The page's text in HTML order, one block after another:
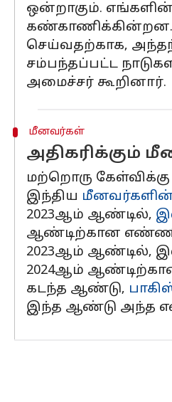
ஒன்றாகும்.
கண்காணிக்கின்றன.
செய்வதற்காக,
சம்பந்தப்பட்ட
அமைச்சர் கூறினார்.
மீனவர்கள்
அதிகரிக்கும்
மற்றொரு
இந்திய
2023ஆம் ஆண்டில்,
ஆண்டிற்கான
2023ஆம் ஆண்டில்,
2024ஆம்
கடந்த ஆண்டு,
இந்த ஆண்டு அந்த